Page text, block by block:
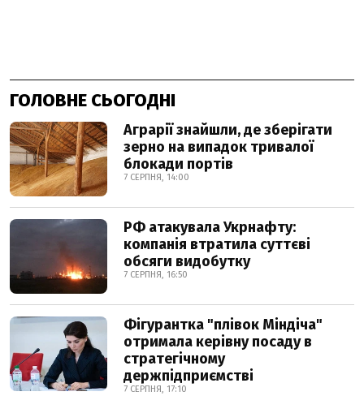
ГОЛОВНЕ СЬОГОДНІ
Аграрії знайшли, де зберігати
зерно на випадок тривалої
блокади портів
7 СЕРПНЯ, 14:00
РФ атакувала Укрнафту:
компанія втратила суттєві
обсяги видобутку
7 СЕРПНЯ, 16:50
Фігурантка "плівок Міндіча"
отримала керівну посаду в
стратегічному
держпідприємстві
7 СЕРПНЯ, 17:10